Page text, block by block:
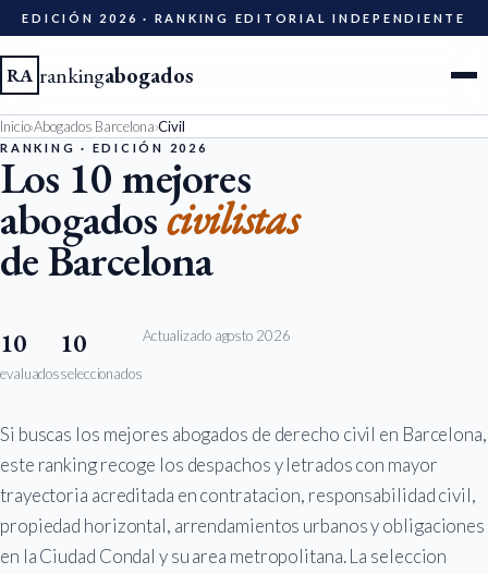
EDICIÓN 2026 · RANKING EDITORIAL INDEPENDIENTE
RA rankingabogados
Ciudades
Especialidades
Diccionario
Metodología
Ser evaluado
Inicio›Abogados Barcelona›Civil
RANKING · EDICIÓN 2026
Los 10 mejores
abogadoscivilistas
de Barcelona
10
evaluados
10
seleccionados
Actualizado agosto 2026
Si buscas los mejores abogados de derecho civil en Barcelona,
este ranking recoge los despachos y letrados con mayor
trayectoria acreditada en contratacion, responsabilidad civil,
propiedad horizontal, arrendamientos urbanos y obligaciones
en la Ciudad Condal y su area metropolitana. La seleccion